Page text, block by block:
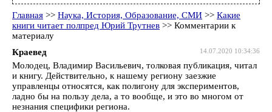
Главная >> Наука, История, Образование, СМИ >> Какие
книги читает полпред Юрий Трутнев >> Комментарии к
материалу
14.07.2020 10:34:36
Краевед
Молодец, Владимир Васильевич, толковая публикация, читал
и книгу. Действительно, к нашему региону заезжие
управленцы относятся, как полигону для экспериментов,
ладно бы на пользу дела, а то вообще, и это во многом от
незнания специфики региона.